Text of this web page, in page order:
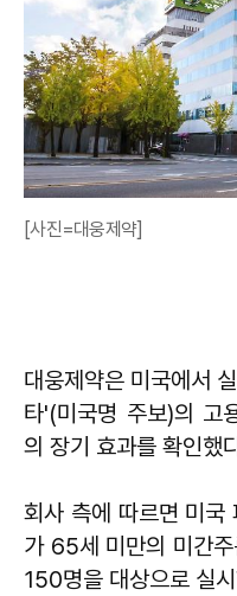
[사진=대웅제약]
대웅제약은 미국에서
타'(미국명 주보)의 고
의 장기 효과를 확인했
회사 측에 따르면 미
가 65세 미만의 미간
150명을 대상으로 실